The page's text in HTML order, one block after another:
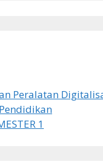
Peralatan
1